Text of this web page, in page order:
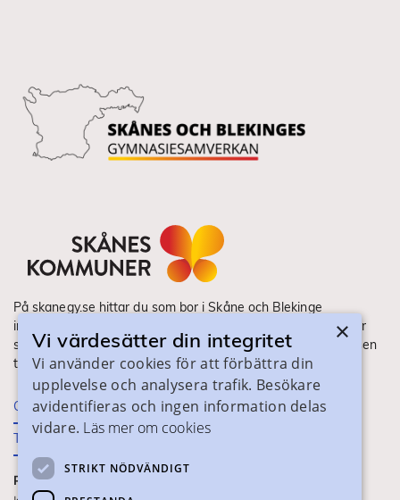
På skanegy.se hittar du som bor i Skåne och Blekinge
information om ditt gymnasieval. Här ser du vilka utbildningar
som finns och hur ansökan och antagning går till. Webbplatsen
tillhandahålls av Skånes Kommuner.
Om webbplatsen
Tillgänglighet
PRAKTISK INFORMATION
×
Vi värdesätter din integritet
Vi använder cookies för att förbättra din
upplevelse och analysera trafik. Besökare
avidentifieras och ingen information delas
vidare. Läs mer om cookies
STRIKT NÖDVÄNDIGT